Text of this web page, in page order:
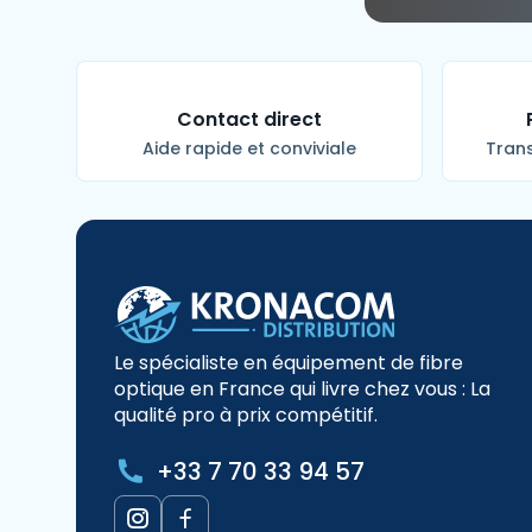
Contact direct
Aide rapide et conviviale
Le spécialiste en équipement de fibre
optique en France qui livre chez vous : La
qualité pro à prix compétitif.
+33 7 70 33 94 57